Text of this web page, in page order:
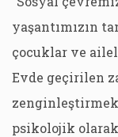
yaşantımızın
çocuklar ve
Evde geçirilen
psikolojik